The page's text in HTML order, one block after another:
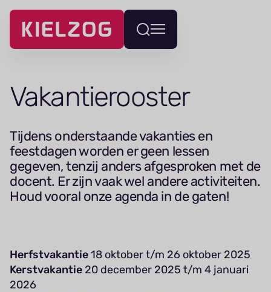
Navigatie
overslaan
Wissel
menu
Vakantierooster
Tijdens onderstaande vakanties en
feestdagen worden er geen lessen
gegeven, tenzij anders afgesproken met de
docent. Er zijn vaak wel andere activiteiten.
Houd vooral onze agenda in de gaten!
Herfstvakantie18 oktober t/m 26 oktober 2025
Kerstvakantie 20 december 2025 t/m 4 januari
2026